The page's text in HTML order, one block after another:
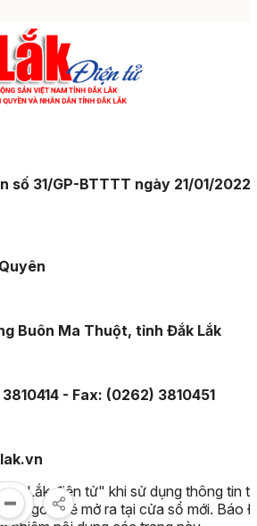
số 31/GP-BTTTT ngày 21/01/2022
Buôn Ma Thuột, tỉnh Đắk Lắk
- Fax: (0262) 3810451
Lắk điện tử" khi sử dụng thông tin
ngoài sẽ mở ra tại cửa sổ mới. Báo